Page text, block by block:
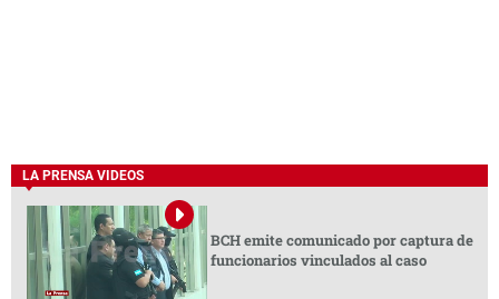
LA PRENSA VIDEOS
BCH emite comunicado por captura de
funcionarios vinculados al caso